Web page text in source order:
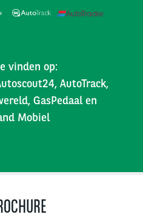
vinden op:
AutoTrack,
GasPedaal en
Mobiel